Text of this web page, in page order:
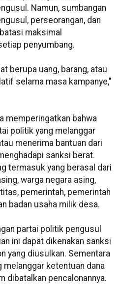
Namun, sumbangan
perseorangan, dan
maksimal
penyumbang.
berupa uang, barang, atau
selama masa kampanye,"
memperingatkan bahwa
politik yang melanggar
menerima bantuan dari
sanksi berat.
termasuk yang berasal dari
warga negara asing,
pemerintah, pemerintah
badan usaha milik desa.
partai politik pengusul
ini dapat dikenakan sanksi
yang diusulkan. Sementara
melanggar ketentuan dana
dibatalkan pencalonannya.